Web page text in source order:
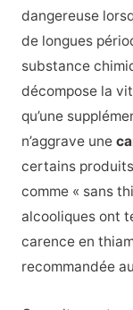
dangereuse
de longues
substance
décompose la
qu’une
n’aggrave une
certains
comme « sans
alcooliques ont
carence en
recommandée